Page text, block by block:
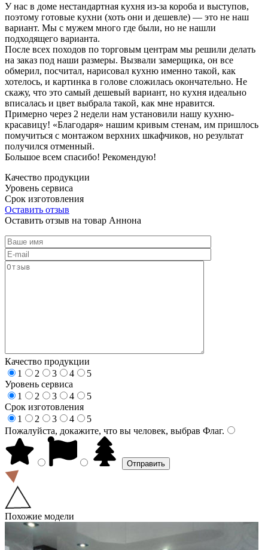
У нас в доме нестандартная кухня из-за короба и выступов,
поэтому готовые кухни (хоть они и дешевле) — это не наш
вариант. Мы с мужем много где были, но не нашли
подходящего варианта.
После всех походов по торговым центрам мы решили делать
на заказ под наши размеры. Вызвали замерщика, он все
обмерил, посчитал, нарисовал кухню именно такой, как
хотелось, и картинка в голове сложилась окончательно. Не
скажу, что это самый дешевый вариант, но кухня идеально
вписалась и цвет выбрала такой, как мне нравится.
Примерно через 2 недели нам установили нашу кухню-
красавицу! «Благодаря» нашим кривым стенам, им пришлось
помучиться с монтажом верхних шкафчиков, но результат
получился отменный.
Большое всем спасибо! Рекомендую!
Качество продукции
Уровень сервиса
Срок изготовления
Оставить отзыв
Оставить отзыв на товар Аннона
Качество продукции
1
2 3 4
5
Уровень сервиса
1
2 3 4
5
Срок изготовления
1
2 3 4
5
Пожалуйста, докажите, что вы человек, выбрав Флаг.
Похожие модели